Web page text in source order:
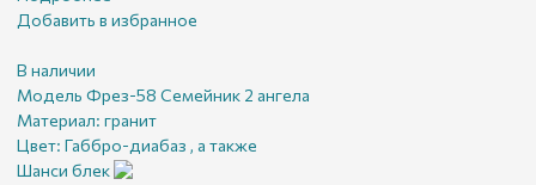
Добавить в избранное
В наличии
Модель Фрез-58 Семейник 2 ангела
Материал: гранит
Цвет: Габбро-диабаз , а также
Шанси блек